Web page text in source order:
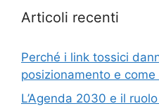
Articoli recenti
Perché i link tossici
posizionamento e
L’Agenda 2030 e il